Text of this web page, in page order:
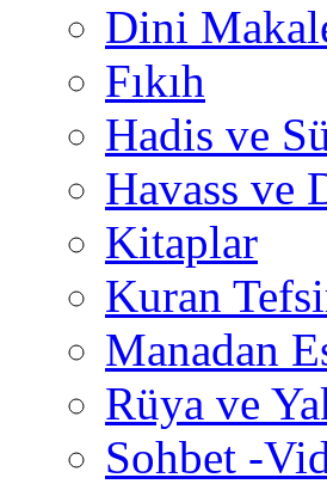
Dini
Fıkıh
Hadis ve
Havass ve
Kitaplar
Kuran
Manadan
Rüya ve
Sohbet -